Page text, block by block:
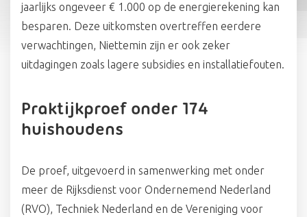
jaarlijks ongeveer € 1.000 op de energierekening kan
besparen. Deze uitkomsten overtreffen eerdere
verwachtingen, Niettemin zijn er ook zeker
uitdagingen zoals lagere subsidies en installatiefouten.
Praktijkproef onder 174
huishoudens
De proef, uitgevoerd in samenwerking met onder
meer de Rijksdienst voor Ondernemend Nederland
(RVO), Techniek Nederland en de Vereniging voor